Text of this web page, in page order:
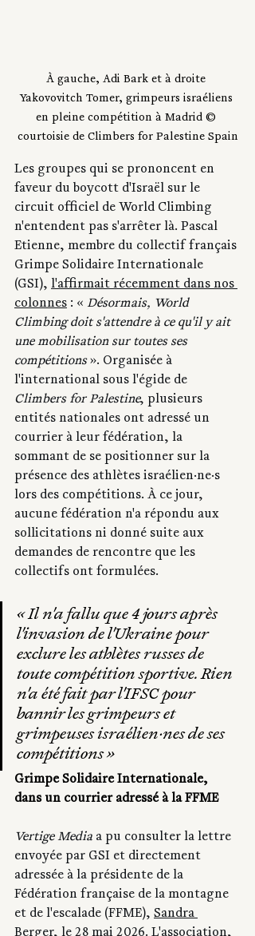
À gauche, Adi Bark et à droite
Yakovovitch Tomer, grimpeurs israéliens
en pleine compétition à Madrid ©
courtoisie de Climbers for Palestine Spain
Les groupes qui se prononcent en
faveur du boycott d'Israël sur le
circuit officiel de World Climbing
n'entendent pas s'arrêter là. Pascal
Etienne, membre du collectif français
Grimpe Solidaire Internationale
(GSI), l'affirmait récemment dans nos
colonnes : « Désormais, World
Climbing doit s'attendre à ce qu'il y ait
une mobilisation sur toutes ses
compétitions ». Organisée à
l'international sous l'égide de
Climbers for Palestine, plusieurs
entités nationales ont adressé un
courrier à leur fédération, la
sommant de se positionner sur la
présence des athlètes israélien·ne·s
lors des compétitions. À ce jour,
aucune fédération n'a répondu aux
sollicitations ni donné suite aux
demandes de rencontre que les
collectifs ont formulées.
« Il n'a fallu que 4 jours après
l'invasion de l'Ukraine pour
exclure les athlètes russes de
toute compétition sportive. Rien
n'a été fait par l'IFSC pour
bannir les grimpeurs et
grimpeuses israélien·nes de ses
compétitions »
Grimpe Solidaire Internationale,
dans un courrier adressé à la FFME
Vertige Media a pu consulter la lettre
envoyée par GSI et directement
adressée à la présidente de la
Fédération française de la montagne
et de l'escalade (FFME), Sandra